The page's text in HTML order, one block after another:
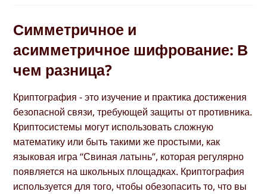
Симметричное и
асимметричное шифрование: В
чем разница?
Криптография - это изучение и практика достижения
безопасной связи, требующей защиты от противника.
Криптосистемы могут использовать сложную
математику или быть такими же простыми, как
языковая игра “Свиная латынь”, которая регулярно
появляется на школьных площадках. Криптография
используется для того, чтобы обезопасить то, что вы